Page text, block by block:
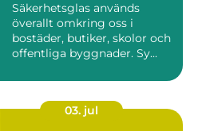
Säkerhetsglas används
överallt omkring oss i
bostäder, butiker, skolor och
offentliga byggnader. Sy...
03. jul